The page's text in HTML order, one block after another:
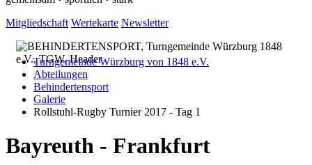
Mitgliedschaft Wertekarte Newsletter
Turngemeinde Würzburg von 1848 e.V.
Abteilungen
Behindertensport
Galerie
Rollstuhl-Rugby Turnier 2017 - Tag 1
Bayreuth - Frankfurt